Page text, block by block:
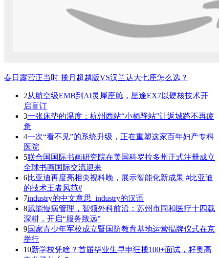
春日露营正当时 揽月超越版VS汉兰达大七座怎么选？
2从航空级EMB到AI灵犀座舱，星途EX7以硬核技术开
启盲订
3一张床垫的温度：杭州西站“小栖驿站”让返城路不再疲
惫
4一次“看不见”的系统升级，正在重塑这家百年妇产专科
医院
5联合国国际书画研究院在美国科罗拉多州正式注册成立
全球书画国际交流迎来
6比亚迪再度亮相央视科晚，展示智能化新成果 #比亚迪
的技术王者风范#
7industry的中文意思_industry的汉语
8赋能慢病管理，智领外科前沿：苏州市同和医疗十四载
深耕，开启“服务致远”
9国家青少年军校成立暨国防教育基地运营揭牌仪式在京
举行
10新学校凭啥？首届毕业生早申狂揽100+面试，籽奥高